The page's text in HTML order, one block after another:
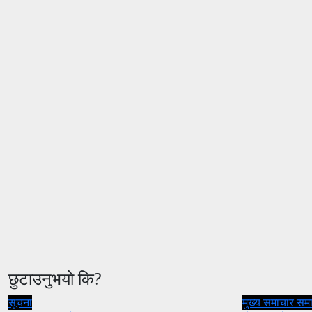
छुटाउनुभयो कि?
सूचना मुख्य समाचार